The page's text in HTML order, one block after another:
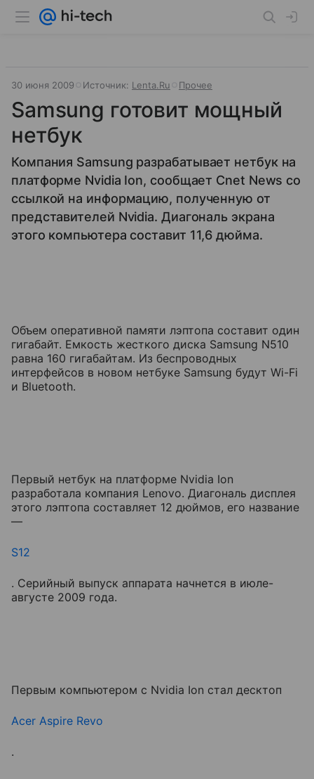
30 июня 2009 Источник: Lenta.Ru Прочее
Samsung готовит мощный
нетбук
Компания Samsung разрабатывает нетбук на
платформе Nvidia Ion, сообщает Cnet News со
ссылкой на информацию, полученную от
представителей Nvidia. Диагональ экрана
этого компьютера составит 11,6 дюйма.
Объем оперативной памяти лэптопа составит один
гигабайт. Емкость жесткого диска Samsung N510
равна 160 гигабайтам. Из беспроводных
интерфейсов в новом нетбуке Samsung будут Wi-Fi
и Bluetooth.
Первый нетбук на платформе Nvidia Ion
разработала компания Lenovo. Диагональ дисплея
этого лэптопа составляет 12 дюймов, его название
—
S12
. Cерийный выпуск аппарата начнется в июле-
августе 2009 года.
Первым компьютером с Nvidia Ion стал десктоп
Acer Aspire Revo
.